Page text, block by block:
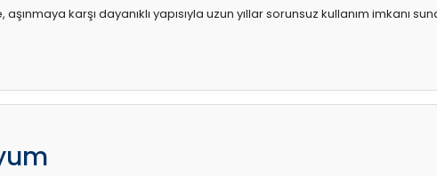
karşı dayanıklı yapısıyla uzun yıllar sorunsuz kullanım imkanı